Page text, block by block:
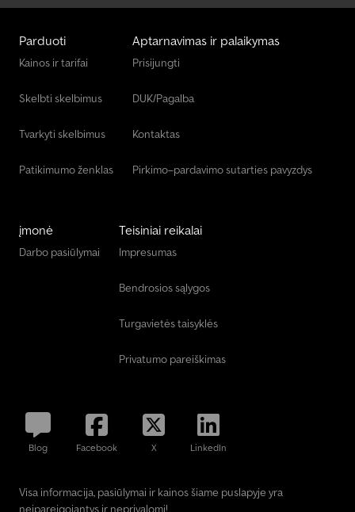
Parduoti
Kainos ir tarifai
Skelbti skelbimus
Tvarkyti skelbimus
Patikimumo ženklas
Aptarnavimas ir palaikymas
Prisijungti
DUK/Pagalba
Kontaktas
Pirkimo–pardavimo sutarties pavyzdys
įmonė
Darbo pasiūlymai
Teisiniai reikalai
Impresumas
Bendrosios sąlygos
Turgavietės taisyklės
Privatumo pareiškimas
Blog Facebook X LinkedIn
Visa informacija, pasiūlymai ir kainos šiame puslapyje yra
neįpareigojantys ir neprivalomi!